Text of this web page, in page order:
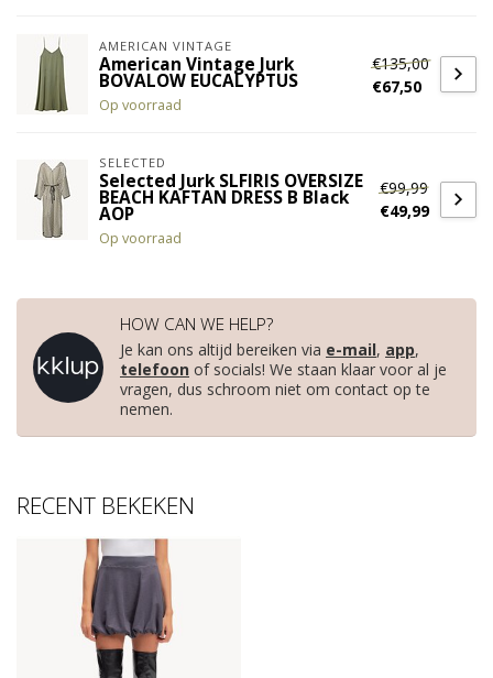
AMERICAN VINTAGE
American Vintage Jurk
BOVALOW EUCALYPTUS
Op voorraad
€135,00
€67,50
SELECTED
Selected Jurk SLFIRIS OVERSIZE
BEACH KAFTAN DRESS B Black
AOP
Op voorraad
€99,99
€49,99
HOW CAN WE HELP?
Je kan ons altijd bereiken via e-mail, app,
telefoon of socials! We staan klaar voor al je
vragen, dus schroom niet om contact op te
nemen.
RECENT BEKEKEN